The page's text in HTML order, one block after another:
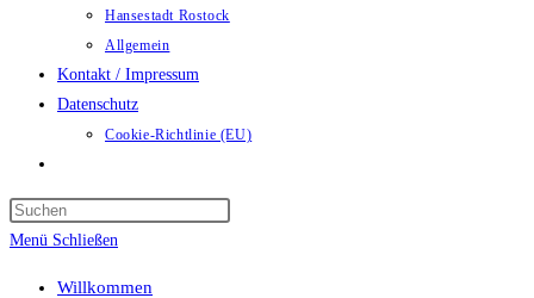
Hansestadt Rostock
Allgemein
Kontakt / Impressum
Datenschutz
Cookie-Richtlinie (EU)
umschalten
Menü Schließen
Willkommen